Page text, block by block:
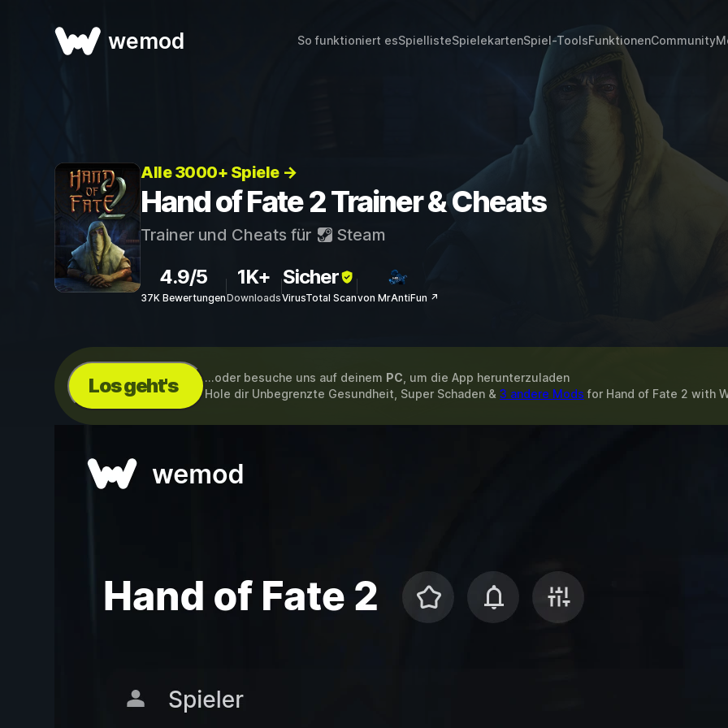
wemod So funktioniert esSpiellisteSpielekartenSpiel-ToolsFunktionenCommunity
Alle 3000+ Spiele →
Hand of Fate 2 Trainer & Cheats
Trainer und Cheats für Steam
4.9/5
37K Bewertungen
1K+
Downloads
Sicher
VirusTotal Scanvon MrAntiFun ↗
Los geht's ...oder besuche uns auf deinem PC , um die App herunterzuladen
Hole dir Unbegrenzte Gesundheit, Super Schaden & 3 andere Mods for Hand of Fate 2 with